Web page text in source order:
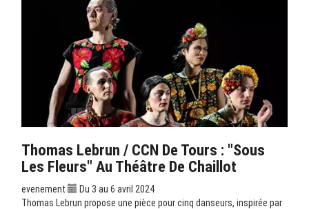
Thomas Lebrun / CCN De Tours : "Sous
Les Fleurs" Au Théâtre De Chaillot
evenement
Du 3 au 6 avril 2024
Thomas Lebrun propose une pièce pour cinq danseurs, inspirée par